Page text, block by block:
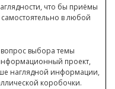
что бы приёмы
в любой
вопрос выбора темы
проект,
наглядной информации,
коробочки.